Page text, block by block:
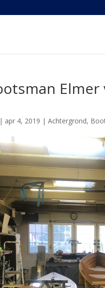
| apr 4, 2019 |Achtergrond,